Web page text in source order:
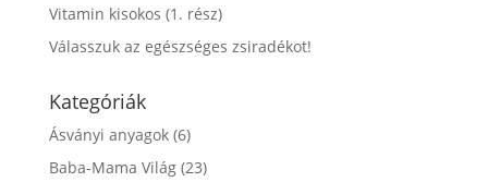
Vitamin kisokos (1. rész)
Válasszuk az egészséges zsiradékot!
Kategóriák
Ásványi anyagok(6)
Baba-Mama Világ(23)